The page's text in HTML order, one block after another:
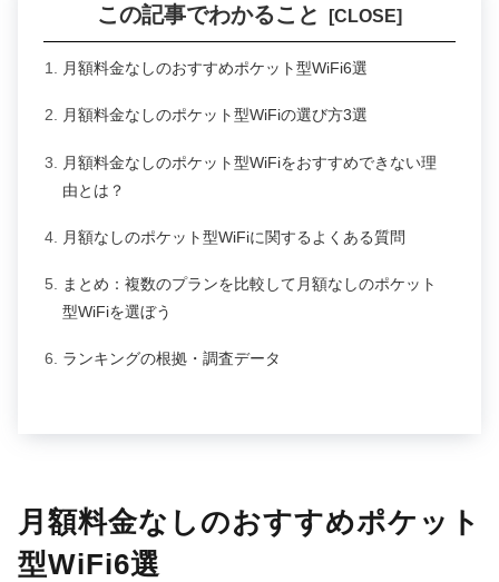
この記事でわかること
月額料金なしのおすすめポケット型WiFi6選
月額料金なしのポケット型WiFiの選び方3選
月額料金なしのポケット型WiFiをおすすめできない理
由とは？
月額なしのポケット型WiFiに関するよくある質問
まとめ：複数のプランを比較して月額なしのポケット
型WiFiを選ぼう
ランキングの根拠・調査データ
月額料金なしのおすすめポケット
型WiFi6選